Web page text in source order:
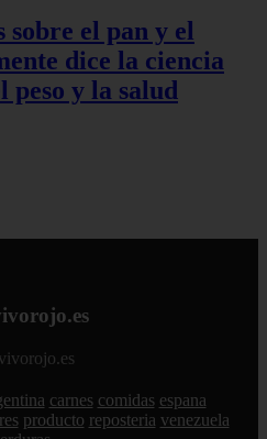
sobre el pan y el
dice la ciencia
peso y la salud
carnes comidas espana
producto reposteria venezuela